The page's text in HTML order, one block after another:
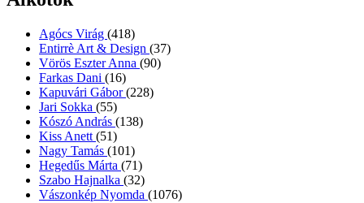
Agócs Virág (418)
Entirrè Art & Design (37)
Vörös Eszter Anna (90)
Farkas Dani (16)
Kapuvári Gábor(228)
Jari Sokka (55)
Kószó András (138)
Kiss Anett (51)
Nagy Tamás (101)
Hegedűs Márta (71)
Szabo Hajnalka (32)
Vászonkép Nyomda (1076)